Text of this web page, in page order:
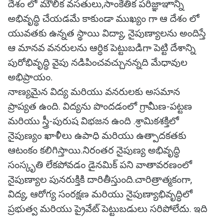
దేశం లో మౌలిక వసతులు,సాంకేతిక పరిజ్ఞాఞాన్ని
అభివృద్ధి చేయడమే కాకుండా ముఖ్యం గా ఆ దేశం లో
యువతకు ఉన్నత స్థాయి విద్యా, నైపుణ్యాలను అందిస్తే
ఆ మానవ వనరులను ఆర్ధిక పెట్టుబడిగా పెట్టి దేశాన్ని
పురోభివృద్ధి వైపు నడిపించవచ్చునన్నది మేధావుల
అభిప్రాయం.
నాణ్యమైన విద్య మరియు వనరులకు అసమాన
ప్రాప్యత ఉంది. విద్యను పొందడంలో గ్రామీణ-పట్టణ
మరియు స్త్రీ-పురుష విభజన ఉంది .శ్రామికశక్తిలో
నైపుణ్యం ఖాళీలు ఉపాధి మరియు ఉత్పాదకతకు
ఆటంకం కలిగిస్తాయి.నిరంతర నైపుణ్య అభివృద్ధి
సంస్కృతి లేకపోవడం డైనమిక్ పని వాతావరణంలో
నైపుణ్యాల పునరుక్తికి దారితీస్తుంది.చారిత్రాత్మకంగా,
విద్య, ఆరోగ్య సంరక్షణ మరియు నైపుణ్యాభివృద్ధిలో
ప్రభుత్వ మరియు ప్రైవేట్ పెట్టుబడులు సరిపోలేదు. ఇది